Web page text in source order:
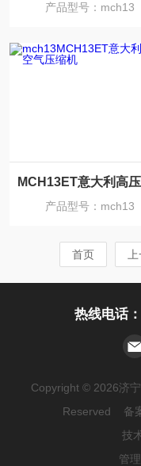
产品型号：mch13
产品型号：mch13
首页
热线电话：
Copyright © 2026济
Reserved 备
技
管